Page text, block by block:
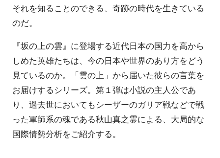
それを知ることのできる、奇跡の時代を生きている
のだ。
『坂の上の雲』に登場する近代日本の国力を高から
しめた英雄たちは、今の日本や世界のあり方をどう
見ているのか。「雲の上」から届いた彼らの言葉を
お届けするシリーズ。第１弾は小説の主人公であ
り、過去世においてもシーザーのガリア戦などで戦
った軍師系の魂である秋山真之霊による、大局的な
国際情勢分析をご紹介する。